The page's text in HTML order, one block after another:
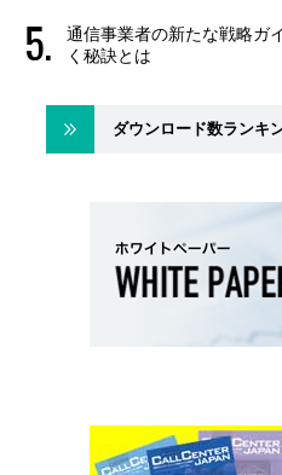
通信事業者の新たな戦略
く秘訣とは
ダウンロード数ランキ